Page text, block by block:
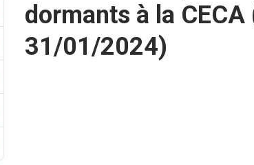
dormants à la CECA
31/01/2024)